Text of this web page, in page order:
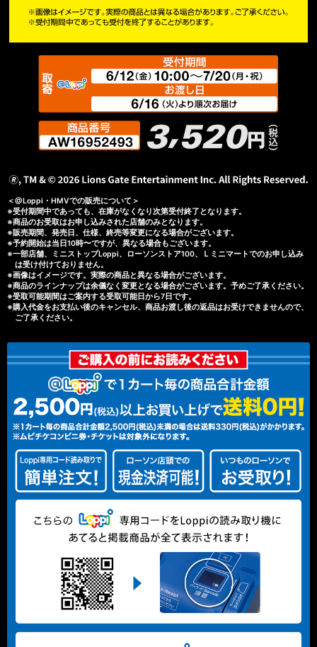
＜@Loppi・HMVでの販売について＞
※受付期間中であっても、在庫がなくなり次第受付終了となります。
※商品のお受取はお申し込みされた店舗のみとなります。
※販売期間、発売日、仕様、終売等変更になる場合がございます。
※予約開始は当日10時〜ですが、異なる場合もございます。
※一部店舗、ミニストップLoppi、ローソンストア100、Ｌミニマートでのお申し込み
は受け付けておりません。
※画像はイメージです。実際の商品と異なる場合がございます。
※商品のラインナップは余儀なく変更となる場合がございます。予めご了承ください。
※受取可能期間はご案内する受取可能日から7日です。
※購入代金をお支払い後のキャンセル、商品お渡し後の返品はお受けできませんので、
ご了承ください。